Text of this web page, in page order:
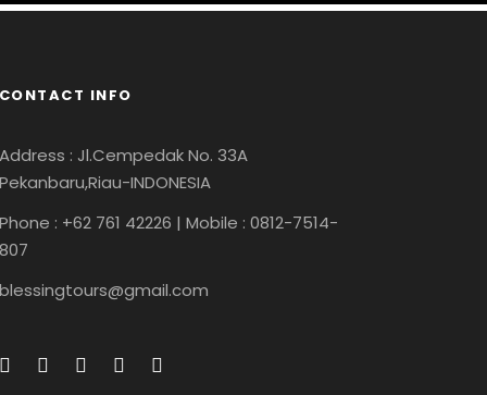
CONTACT INFO
Address : Jl.Cempedak No. 33A
Pekanbaru,Riau-INDONESIA
Phone : +62 761 42226 | Mobile : 0812-7514-
807
blessingtours@gmail.com